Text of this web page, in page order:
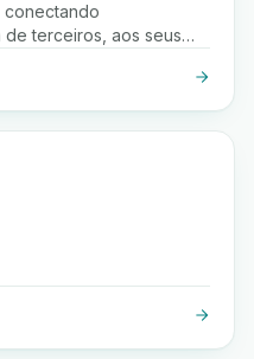
conectando
de terceiros, aos seus